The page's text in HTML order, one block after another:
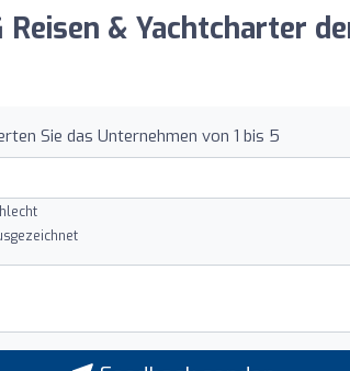
& Yachtcharter
Sie das Unternehmen von 1 bis 5